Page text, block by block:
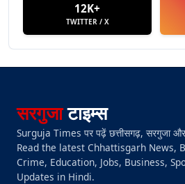
12K+
TWITTER / X
सरगुजाटाइम्स
Surguja Times पर पढ़ें छत्तीसगढ़, सरगुजा और
Read the latest Chhattisgarh News,
Crime, Education, Jobs, Business,
Updates in Hindi.